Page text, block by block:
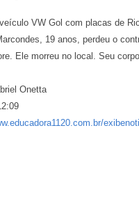
VW Gol com placas de
19 anos, perdeu o
Ele morreu no local. Seu
Onetta